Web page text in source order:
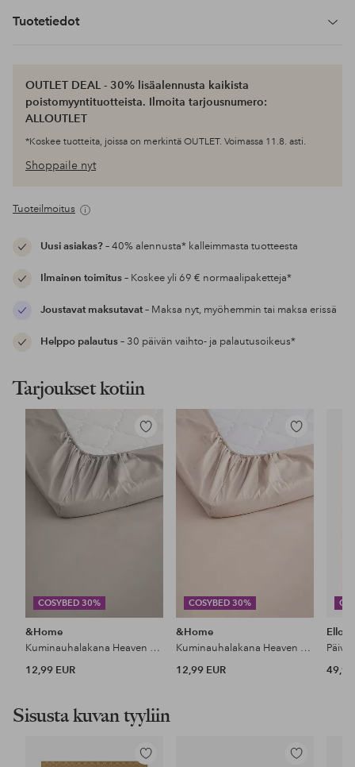
Tuotetiedot
OUTLET DEAL - 30% lisäalennusta kaikista
poistomyyntituotteista. Ilmoita tarjousnumero:
ALLOUTLET
*Koskee tuotteita, joissa on merkintä OUTLET. Voimassa 11.8. asti.
Shoppaile nyt
Tuoteilmoitus
Uusi asiakas?– 40% alennusta* kalleimmasta tuotteesta
Ilmainen toimitus– Koskee yli 69 € normaalipaketteja*
Joustavat maksutavat– Maksa nyt, myöhemmin tai maksa erissä
Helppo palautus– 30 päivän vaihto- ja palautusoikeus*
Tarjoukset kotiin
COSYBED 30%
Lisää
suosikkeihin
&Home
Kuminauhalakana Heaven puuvillaa
12,99 EUR
COSYBED 30%
Lisää
suosikkeihin
&Home
Kuminauhalakana Heaven puuvillaa
12,99 EUR
Ellos
49,99
Sisusta kuvan tyyliin
Lisää
Lisää